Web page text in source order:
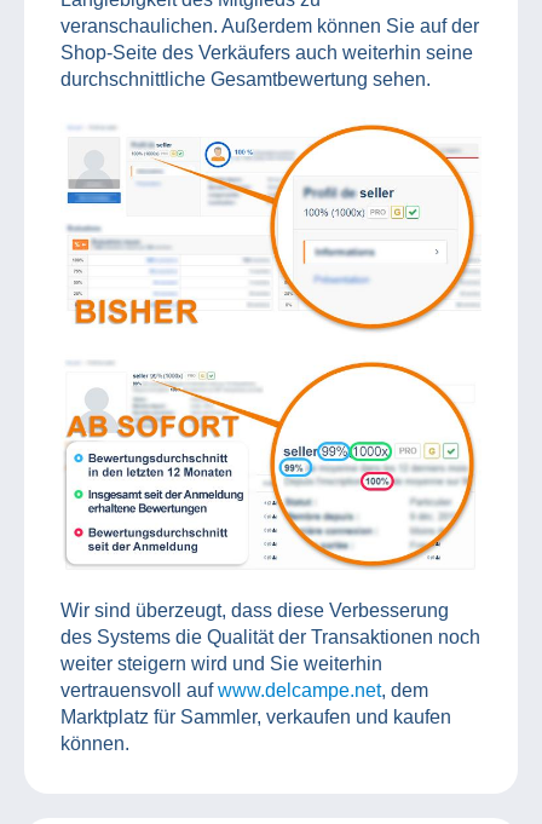
veranschaulichen. Außerdem können Sie auf der
Shop-Seite des Verkäufers auch weiterhin seine
durchschnittliche Gesamtbewertung sehen.
Wir sind überzeugt, dass diese Verbesserung
des Systems die Qualität der Transaktionen noch
weiter steigern wird und Sie weiterhin
vertrauensvoll aufwww.delcampe.net, dem
Marktplatz für Sammler, verkaufen und kaufen
können.